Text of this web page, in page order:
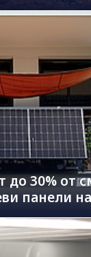
до 30% от
панели